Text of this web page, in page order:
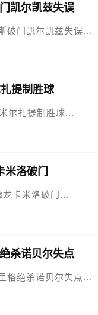
凯尔凯兹失误
破门凯尔凯兹失误...
提制胜球
尔扎提制胜球...
米洛破门
卡米洛破门...
杀诺贝尔失点
格绝杀诺贝尔失点...